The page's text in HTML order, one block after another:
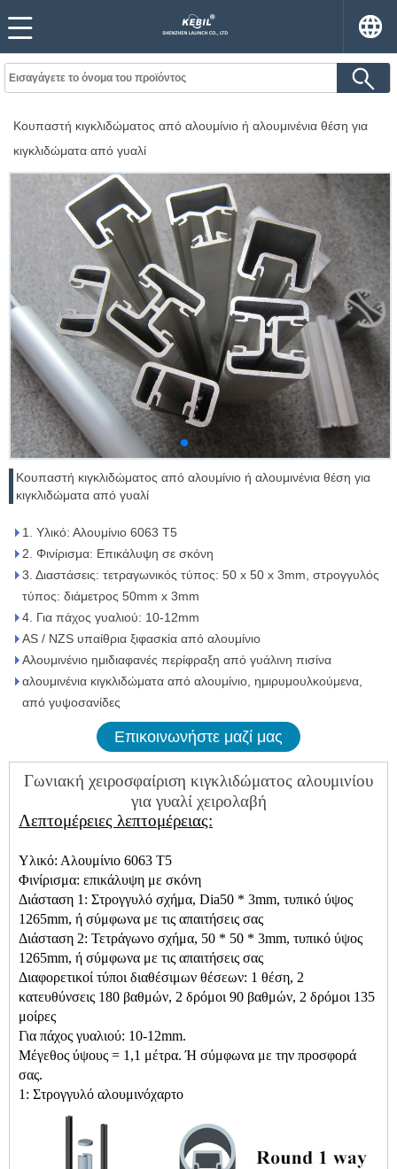
Κουπαστή κιγκλιδώματος από αλουμίνιο ή αλουμινένια θέση για
κιγκλιδώματα από γυαλί
Κουπαστή κιγκλιδώματος από αλουμίνιο ή αλουμινένια θέση για
κιγκλιδώματα από γυαλί
1. Υλικό: Αλουμίνιο 6063 T5
2. Φινίρισμα: Επικάλυψη σε σκόνη
3. Διαστάσεις: τετραγωνικός τύπος: 50 x 50 x 3mm, στρογγυλός
τύπος: διάμετρος 50mm x 3mm
4. Για πάχος γυαλιού: 10-12mm
AS / NZS υπαίθρια ξιφασκία από αλουμίνιο
Αλουμινένιο ημιδιαφανές περίφραξη από γυάλινη πισίνα
αλουμινένια κιγκλιδώματα από αλουμίνιο, ημιρυμουλκούμενα,
από γυψοσανίδες
Επικοινωνήστε μαζί μας
Γωνιακή χειροσφαίριση κιγκλιδώματος αλουμινίου
για γυαλί χειρολαβή
Λεπτομέρειες λεπτομέρειας:
Υλικό: Αλουμίνιο 6063 T5
Φινίρισμα: επικάλυψη με σκόνη
Διάσταση 1: Στρογγυλό σχήμα, Dia50 * 3mm, τυπικό ύψος
1265mm, ή σύμφωνα με τις απαιτήσεις σας
Διάσταση 2: Τετράγωνο σχήμα, 50 * 50 * 3mm, τυπικό ύψος
1265mm, ή σύμφωνα με τις απαιτήσεις σας
Διαφορετικοί τύποι διαθέσιμων θέσεων: 1 θέση, 2
κατευθύνσεις 180 βαθμών, 2 δρόμοι 90 βαθμών, 2 δρόμοι 135
μοίρες
Για πάχος γυαλιού: 10-12mm.
Μέγεθος ύψους = 1,1 μέτρα. Ή σύμφωνα με την προσφορά
σας.
1: Στρογγυλό αλουμινόχαρτο